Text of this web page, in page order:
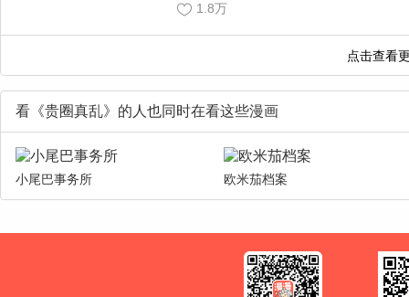
1.8万
看《贵圈真乱》的人也同时在看这些漫画
小尾巴事务所 欧米茄档案